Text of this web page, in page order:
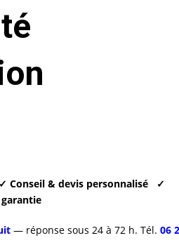
✓ Conseil & devis personnalisé
✓
— réponse sous 24 à 72 h. Tél. 06